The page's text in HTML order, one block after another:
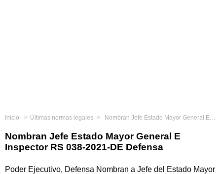
Inicio Últimas normas legales Nombran Jefe Estado Mayor General E Inspector RS 038-2021-DE Defensa
Nombran Jefe Estado Mayor General E
Inspector RS 038-2021-DE Defensa
Poder Ejecutivo, Defensa Nombran a Jefe del Estado Mayor